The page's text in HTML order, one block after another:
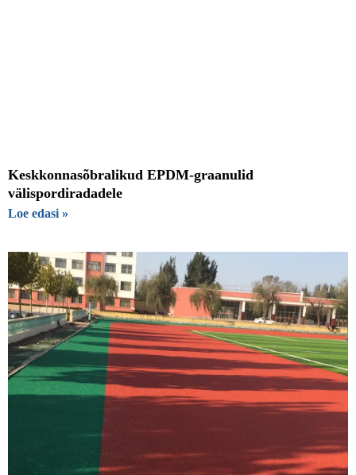
Keskkonnasõbralikud EPDM-graanulid
välispordiradadele
Loe edasi »